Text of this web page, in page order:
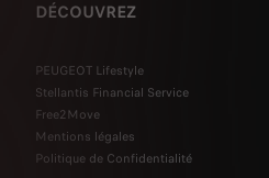
DÉCOUVREZ
PEUGEOT Lifestyle
Stellantis Financial Service
Free2Move
Mentions légales
Politique de Confidentialité